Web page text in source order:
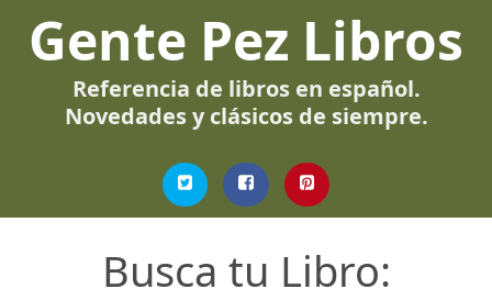
Gente Pez Libros
Referencia de libros en español.
Novedades y clásicos de siempre.
Busca tu Libro: